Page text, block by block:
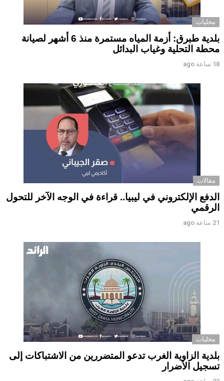
محليات
بلدية طبرق: أزمة المياه مستمرة منذ 6 أشهر لصيانة
محطة التحلية وغياب البدائل ‏ ‏
18 ساعة ago
مقالات
الدفع الإلكتروني في ليبيا.. قراءة في الوجه الآخر للتحول
الرقمي ‏
21 ساعة ago
محليات
بلدية الزاوية الغرب تدعو المتضررين من الاشتباكات إلى
تسجيل الأضرار